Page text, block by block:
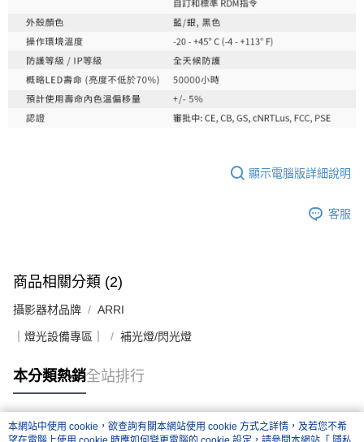
顯示電腦版詳細說明
客服
商品相關分類 (2)
攝影器材品牌 ARRI
｜燈光設備專區｜ 補光燈/閃光燈
本分類熱銷全站排行
本網站中使用 cookie，欲查詢有關本網站使用 cookie 方式之詳情，及若您不希